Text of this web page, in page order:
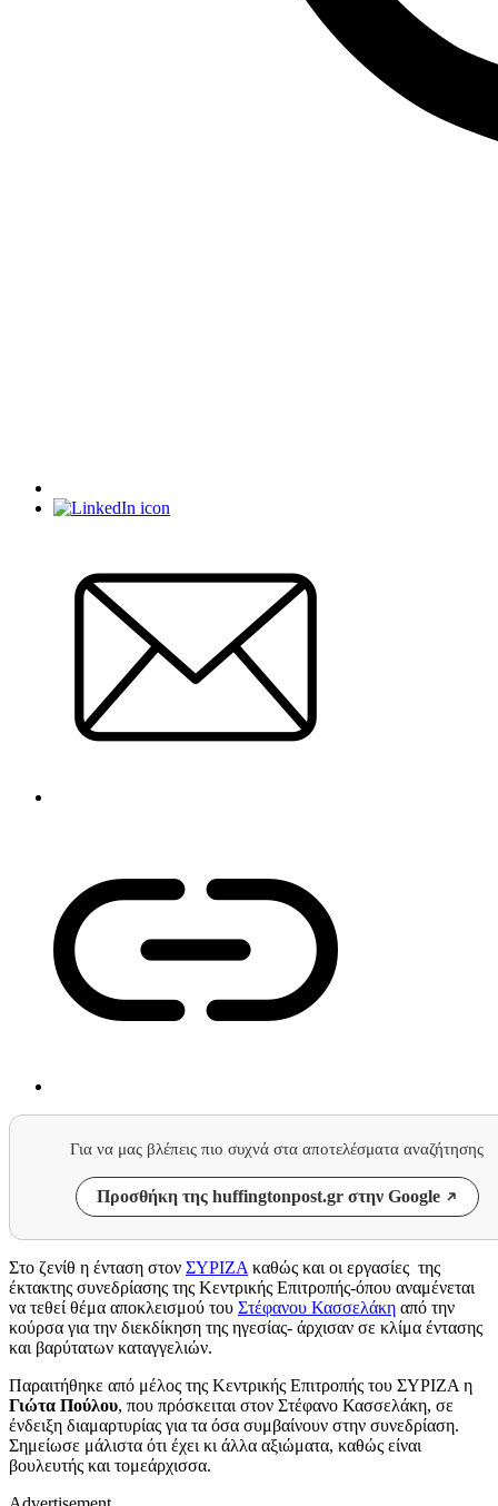
Για να μας βλέπεις πιο συχνά στα αποτελέσματα αναζήτησης
Προσθήκη της huffingtonpost.gr στην Google
Στο ζενίθ η ένταση στον ΣΥΡΙΖΑ καθώς και οι εργασίες της
έκτακτης συνεδρίασης της Κεντρικής Επιτροπής-όπου αναμένεται
να τεθεί θέμα αποκλεισμού του Στέφανου Κασσελάκη από την
κούρσα για την διεκδίκηση της ηγεσίας- άρχισαν σε κλίμα έντασης
και βαρύτατων καταγγελιών.
Παραιτήθηκε από μέλος της Κεντρικής Επιτροπής του ΣΥΡΙΖΑ η
Γιώτα Πούλου, που πρόσκειται στον Στέφανο Κασσελάκη, σε
ένδειξη διαμαρτυρίας για τα όσα συμβαίνουν στην συνεδρίαση.
Σημείωσε μάλιστα ότι έχει κι άλλα αξιώματα, καθώς είναι
βουλευτής και τομεάρχισσα.